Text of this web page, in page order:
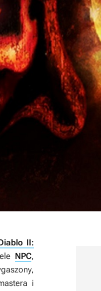
II:
NPC,
i